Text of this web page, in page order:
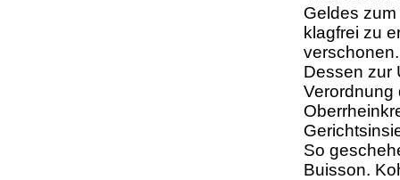
Geldes
klagfrei zu
Dessen zur
Verordnung
So
Buisson.